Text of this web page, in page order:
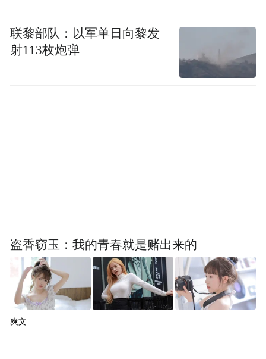
联黎部队：以军单日向黎发
射113枚炮弹
盗香窃玉：我的青春就是赌出来的
爽文